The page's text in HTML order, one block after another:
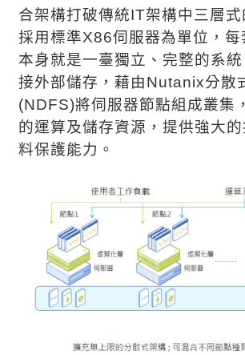
合架構打破傳統IT架構中三層式
採用標準X86伺服器為單位，
本身就是一臺獨立、完整的系
接外部儲存，藉由Nutanix分散
(NDFS)將伺服器節點組成叢集
的運算及儲存資源，提供強大
料保護能力。